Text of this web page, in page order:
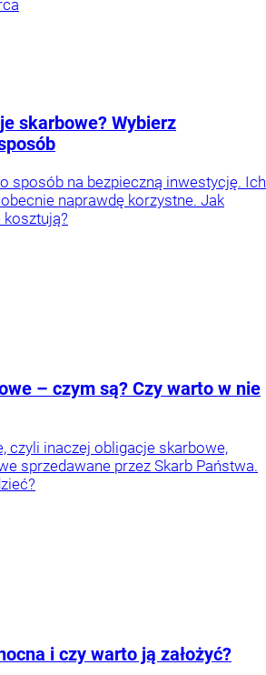
skarbowe? Wybierz
sposób na bezpieczną inwestycję. Ich
naprawdę korzystne. Jak
– czym są? Czy warto w nie
czyli inaczej obligacje skarbowe,
sprzedawane przez Skarb Państwa.
i czy warto ją założyć?